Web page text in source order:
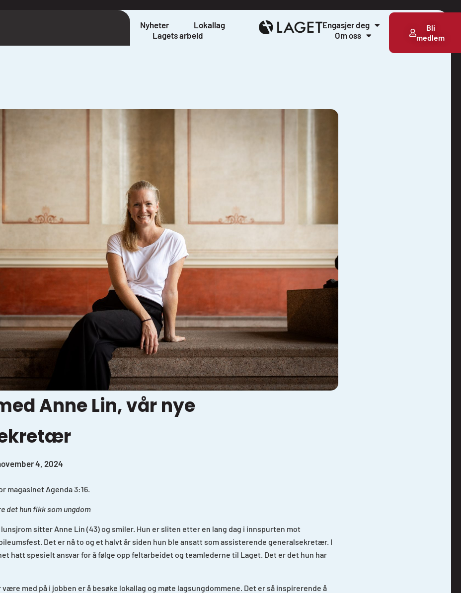
Nyheter
Lokallag
Lagets arbeid
Engasjer deg
Om oss
Bli
medlem
Anne Lin, vår nye
4, 2024
magasinet Agenda 3:16.
det hun fikk som ungdom
sitter Anne Lin (43) og smiler. Hun er sliten etter en lang dag i innspurten mot
Det er nå to og et halvt år siden hun ble ansatt som assisterende generalsekretær. I
hatt spesielt ansvar for å følge opp feltarbeidet og teamlederne til Laget. Det er det hun har
med på i jobben er å besøke lokallag og møte lagsungdommene. Det er så inspirerende å